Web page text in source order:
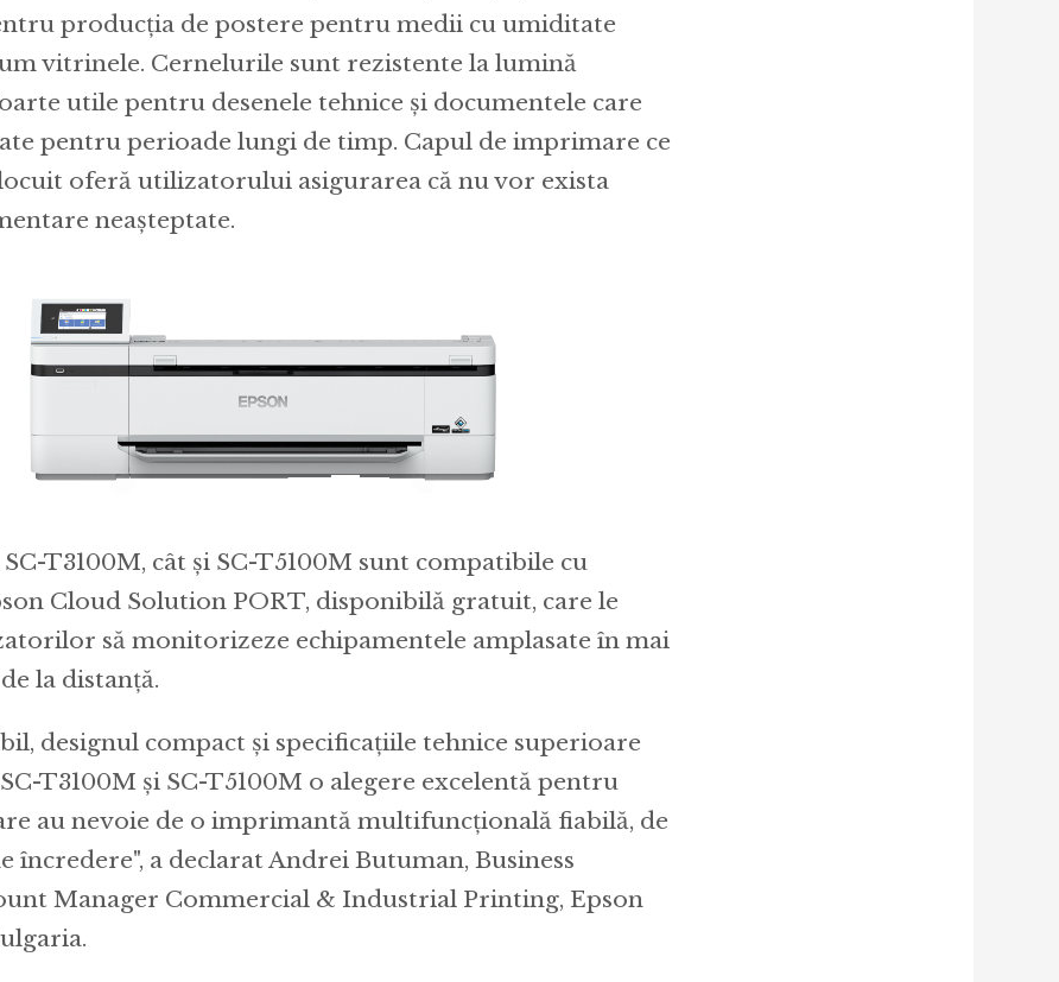
producția de postere pentru medii cu umiditate
vitrinele. Cernelurile sunt rezistente la lumină
utile pentru desenele tehnice și documentele care
pentru perioade lungi de timp. Capul de imprimare ce
oferă utilizatorului asigurarea că nu vor exista
neașteptate.
T3100M, cât și SC-T5100M sunt compatibile cu
Cloud Solution PORT, disponibilă gratuit, care le
să monitorizeze echipamentele amplasate în mai
la distanță.
designul compact și specificațiile tehnice superioare
T3100M și SC-T5100M o alegere excelentă pentru
au nevoie de o imprimantă multifuncțională fiabilă, de
încredere", a declarat Andrei Butuman, Business
Manager Commercial & Industrial Printing, Epson